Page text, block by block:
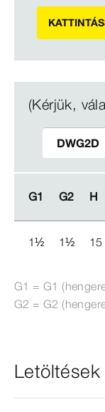
(Kérjük,
G1 G2 H
G1 G2 H
1½ 1½ 15
G1 = G1
G2 = G2
Letöltések